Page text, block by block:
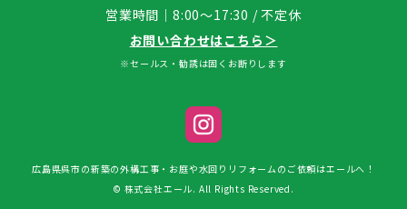
営業時間｜8:00～17:30 / 不定休
お問い合わせはこちら＞
※セールス・勧誘は固くお断りします
広島県呉市の新築の外構工事・お庭や水回りリフォームのご依頼はエールへ！
© 株式会社エール. All Rights Reserved.